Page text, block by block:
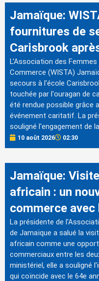
Jamaïque:
fournitures de
Carisbrook
L'Association des
Commerce (WISTA)
secours à l'école
touchée par l'ouragan de
été rendue possible grâce
événement caritatif. La
souligné l'engagement de
10 août 2026 02:30
Jamaïque:
africain : un
commerce
La présidente de
de Jamaïque a salué la
africain comme une
commerciaux entre les
ministériel, elle a souligné
qui coïncide avec le 64e